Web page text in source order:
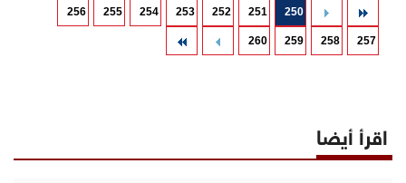
250
251
252
253
254
255
256
257
258
259
260
اقرأ أيضا